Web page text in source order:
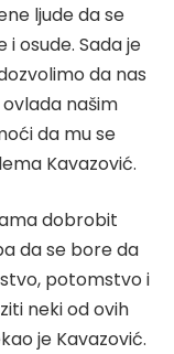
ljude da se
osude. Sada je
da nas
našim
da mu se
Kavazović.
dobrobit
da se bore da
potomstvo i
neki od ovih
je Kavazović.